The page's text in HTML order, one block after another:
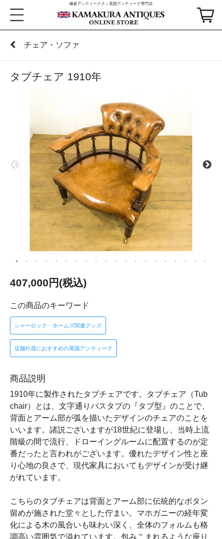
鎌倉アンティークス｜英国アンティーク専門店
チェア・ソファ
タブチェア 1910年
407,000円(税込)
この商品のキーワード
シャーロック・ホームズ関連グッズ
店舗什器におすすめの英国アンティーク
商品説明
1910年に製作されたタブチェアです。タブチェア（Tub
chair）とは、文字通りバスタブの『タブ型』のことで、
背面とアーム部が弧を描いたデザインのチェアのことを
いいます。諸説ございますが18世紀に登場し、当時上流
階級の間で流行、ドローイングルームに配置するのが定
番だったと言われがございます。優れたデザイン性と座
り心地の良さで、現代家具においてもデザインが受け継
がれています。
こちらのタブチェアは背面とアーム部に伝統的なボタン
留めが施された堂々とした佇まい。マホガニーの経年変
化による木の風合いも味わい深く、全体のフォルムも格
調高い雰囲気で溢れています。包みこまれるような座り